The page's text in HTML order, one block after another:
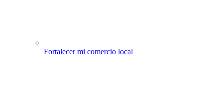
Fortalecer mi comercio local